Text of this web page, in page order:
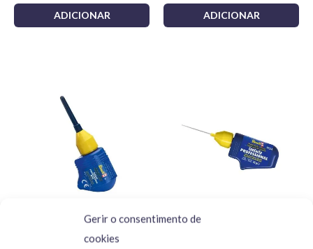
Gerir o consentimento de
cookies
ADICIONAR ADICIONAR
Revell Contacta
Professional Mini Plastic
Revell Contacta